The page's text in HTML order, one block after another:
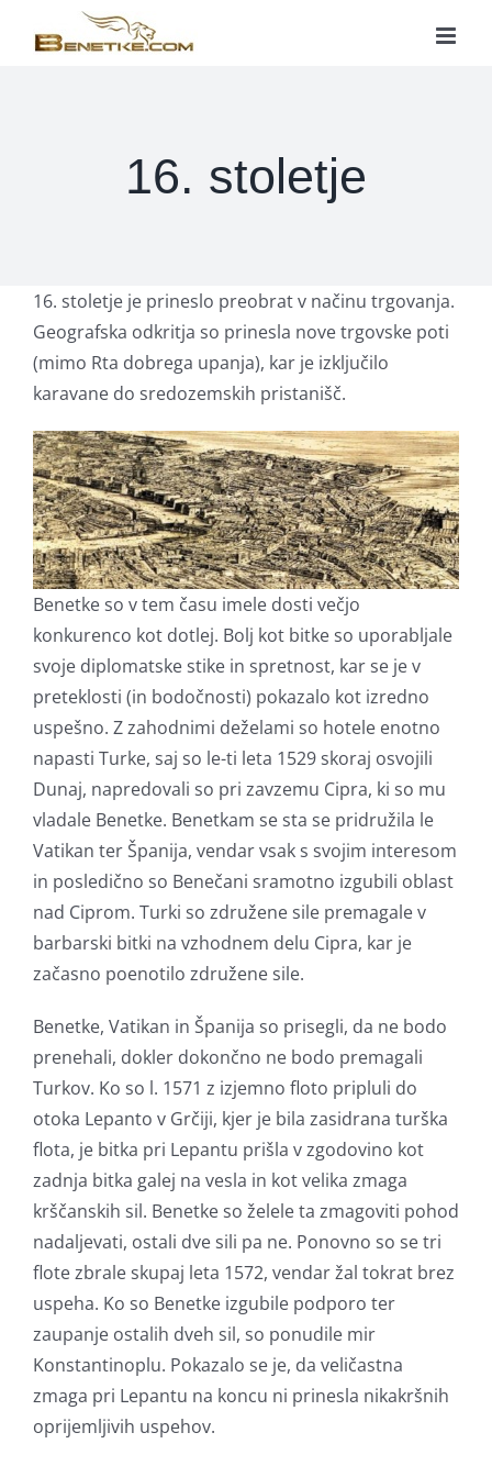
16. stoletje
16. stoletje je prineslo preobrat v načinu trgovanja.
Geografska odkritja so prinesla nove trgovske poti
(mimo Rta dobrega upanja), kar je izključilo
karavane do sredozemskih pristanišč.
Benetke so v tem času imele dosti večjo
konkurenco kot dotlej. Bolj kot bitke so uporabljale
svoje diplomatske stike in spretnost, kar se je v
preteklosti (in bodočnosti) pokazalo kot izredno
uspešno. Z zahodnimi deželami so hotele enotno
napasti Turke, saj so le-ti leta 1529 skoraj osvojili
Dunaj, napredovali so pri zavzemu Cipra, ki so mu
vladale Benetke. Benetkam se sta se pridružila le
Vatikan ter Španija, vendar vsak s svojim interesom
in posledično so Benečani sramotno izgubili oblast
nad Ciprom. Turki so združene sile premagale v
barbarski bitki na vzhodnem delu Cipra, kar je
začasno poenotilo združene sile.
Benetke, Vatikan in Španija so prisegli, da ne bodo
prenehali, dokler dokončno ne bodo premagali
Turkov. Ko so l. 1571 z izjemno floto pripluli do
otoka Lepanto v Grčiji, kjer je bila zasidrana turška
flota, je bitka pri Lepantu prišla v zgodovino kot
zadnja bitka galej na vesla in kot velika zmaga
krščanskih sil. Benetke so želele ta zmagoviti pohod
nadaljevati, ostali dve sili pa ne. Ponovno so se tri
flote zbrale skupaj leta 1572, vendar žal tokrat brez
uspeha. Ko so Benetke izgubile podporo ter
zaupanje ostalih dveh sil, so ponudile mir
Konstantinoplu. Pokazalo se je, da veličastna
zmaga pri Lepantu na koncu ni prinesla nikakršnih
oprijemljivih uspehov.